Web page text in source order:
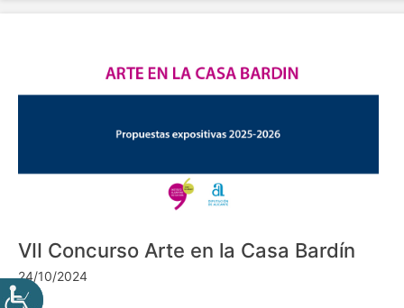
VII Concurso Arte en la Casa Bardín
24/10/2024